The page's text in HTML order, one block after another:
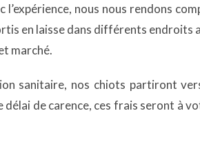
nous nous rendons
en laisse dans différents endroits
marché.
sanitaire, nos chiots partiront
délai de carence, ces frais seront à